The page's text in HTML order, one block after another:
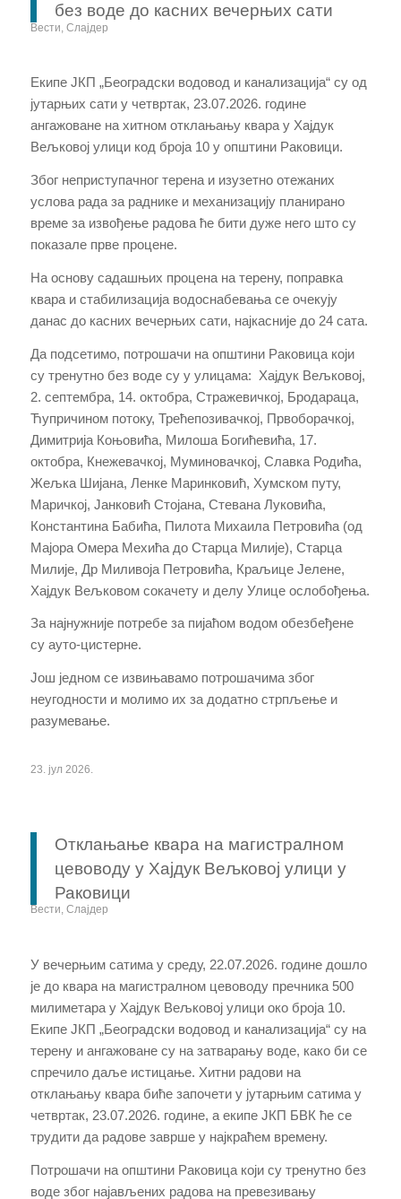
без воде до касних вечерњих сати
Вести Слајдер
Екипе ЈКП „Београдски водовод и канализација“ су од
јутарњих сати у четвртак, 23.07.2026. године
ангажоване на хитном отклањању квара у Хајдук
Вељковој улици код броја 10 у општини Раковици.
Због неприступачног терена и изузетно отежаних
услова рада за раднике и механизацију планирано
време за извођење радова ће бити дуже него што су
показале прве процене.
На основу садашњих процена на терену, поправка
квара и стабилизација водоснабевања се очекују
данас до касних вечерњих сати, најкасније до 24 сата.
Да подсетимо, потрошачи на општини Раковица који
су тренутно без воде су у улицама: Хајдук Вељковој,
2. септембра, 14. октобра, Стражевичкој, Бродараца,
Ћупричином потоку, Трећепозивачкој, Првоборачкој,
Димитрија Коњовића, Милоша Богићевића, 17.
октобра, Кнежевачкој, Муминовачкој, Славка Родића,
Жељка Шијана, Ленке Маринковић, Хумском путу,
Маричкој, Јанковић Стојана, Стевана Луковића,
Константина Бабића, Пилота Михаила Петровића (од
Мајора Омера Мехића до Старца Милије), Старца
Милије, Др Миливоја Петровића, Краљице Јелене,
Хајдук Вељковом сокачету и делу Улице ослобођења.
За најнужније потребе за пијаћом водом обезбеђене
су ауто-цистерне.
Још једном се извињавамо потрошачима због
неугодности и молимо их за додатно стрпљење и
разумевање.
23. јул 2026.
Отклањање квара на магистралном
цевоводу у Хајдук Вељковој улици у
Раковици
Вести, Слајдер
У вечерњим сатима у среду, 22.07.2026. године дошло
је до квара на магистралном цевоводу пречника 500
милиметара у Хајдук Вељковој улици око броја 10.
Екипе ЈКП „Београдски водовод и канализација“ су на
терену и ангажоване су на затварању воде, како би се
спречило даље истицање. Хитни радови на
отклањању квара биће започети у јутарњим сатима у
четвртак, 23.07.2026. године, а екипе ЈКП БВК ће се
трудити да радове заврше у најкраћем времену.
Потрошачи на општини Раковица који су тренутно без
воде због најављених радова на превезивању